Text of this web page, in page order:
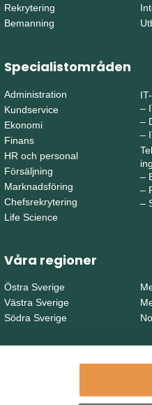
Rekrytering
Bemanning
Specialistområden
Administration
Kundservice
Ekonomi
Finans
HR och personal
Försäljning
Marknadsföring
Chefsrekrytering
Life Science
–
–
–
–
–
–
Våra regioner
Östra Sverige
Västra Sverige
Södra Sverige